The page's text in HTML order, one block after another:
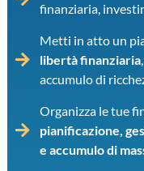
finanziaria,
Metti in atto un
libertà finanziaria
accumulo di
Organizza le tue
pianificazione,
e accumulo di